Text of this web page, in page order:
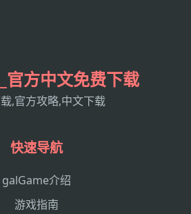
官方中文免费下载
,官方攻略,中文下载
快速导航
galGame介绍
游戏指南